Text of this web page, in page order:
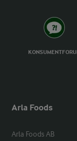
Arla Foods
Arla Foods AB